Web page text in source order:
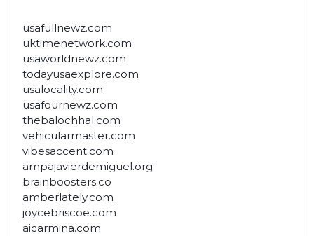
usafullnewz.com
uktimenetwork.com
usaworldnewz.com
todayusaexplore.com
usalocality.com
usafournewz.com
thebalochhal.com
vehicularmaster.com
vibesaccent.com
ampajavierdemiguel.org
brainboosters.co
amberlately.com
joycebriscoe.com
aicarmina.com